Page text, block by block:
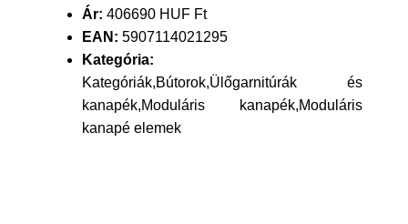
Ár: 406690 HUF Ft
EAN: 5907114021295
Kategória:
Kategóriák,Bútorok,Ülőgarnitúrák és
kanapék,Moduláris kanapék,Moduláris
kanapé elemek